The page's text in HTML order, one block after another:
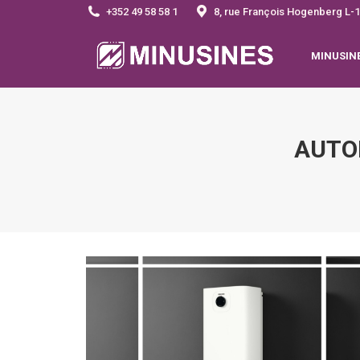
+352 49 58 58 1 8, rue François Hogenberg L-